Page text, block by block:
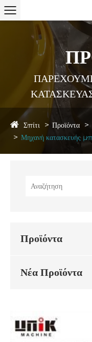
Σπίτι Προϊόντα
Μηχανή κατασκευής
Προϊόντα
Νέα Προϊόντα